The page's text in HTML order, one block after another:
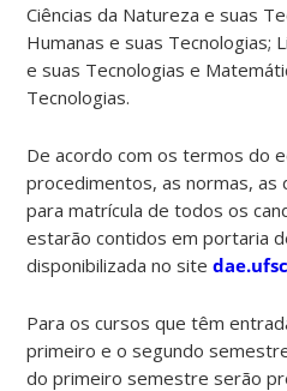
Ciências da Natureza e suas
Humanas e suas Tecnologias;
e suas Tecnologias e
Tecnologias.
De acordo com os termos do
procedimentos, as normas, as
para matrícula de todos os
estarão contidos em portaria
disponibilizada no site
Para os cursos que têm
primeiro e o segundo
do primeiro semestre serão